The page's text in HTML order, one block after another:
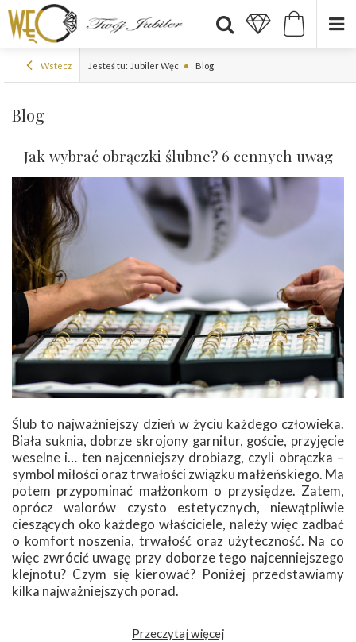
Wstecz Jesteś tu: Jubiler Węc Blog
Blog
Jak wybrać obrączki ślubne? 6 cennych uwag
Ślub to najważniejszy dzień w życiu każdego człowieka.
Biała suknia, dobrze skrojony garnitur, goście, przyjęcie
weselne i… ten najcenniejszy drobiazg, czyli obrączka –
symbol miłości oraz trwałości związku małżeńskiego. Ma
potem przypominać małżonkom o przysiędze. Zatem,
oprócz walorów czysto estetycznych, niewątpliwie
cieszących oko każdego właściciele, należy więc zadbać
o komfort noszenia, trwałość oraz użyteczność. Na co
więc zwrócić uwagę przy doborze tego najcenniejszego
klejnotu? Czym się kierować? Poniżej przedstawiamy
kilka najważniejszych porad.
Przeczytaj więcej